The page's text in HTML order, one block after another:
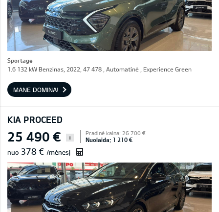
Sportage
1.6 132 kW Benzinas, 2022, 47 478 , Automatinė , Experience Green
MANE DOMINA!
KIA PROCEED
25 490 € i
Pradinė kaina: 26 700 €
Nuolaida: 1 210 €
nuo 378 € /mėnesį